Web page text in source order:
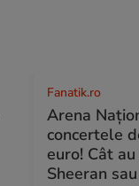
Fanatik.ro
Arena
concertele
euro! Cât
Sheeran